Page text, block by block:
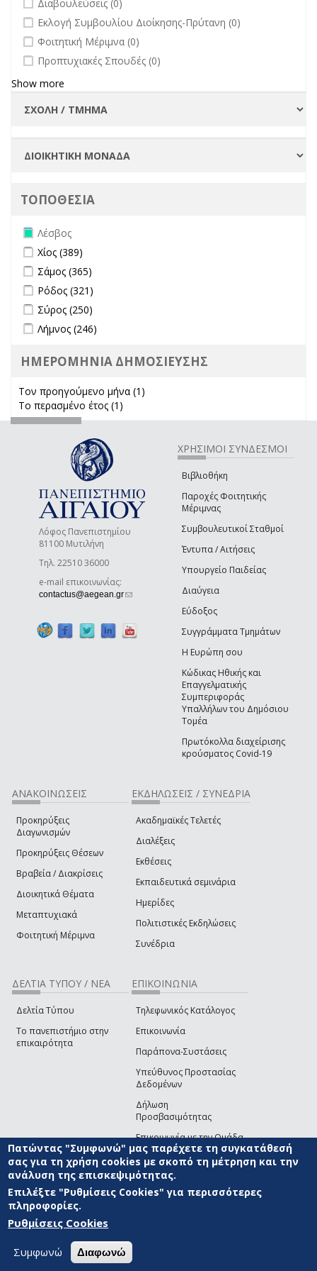
Διαβουλεύσεις (0)
undefined
Εκλογή Συμβουλίου Διοίκησης-Πρύτανη (0)
undefined
Φοιτητική Μέριμνα (0)
undefined
Προπτυχιακές Σπουδές (0)
Show more
ΤΟΠΟΘΕΣΙΑ
Remove Λέσβος filter
Λέσβος
Apply Χίος filter
Χίος (389)
Apply Σάμος filter
Σάμος (365)
Apply Ρόδος filter
Ρόδος (321)
Apply Σύρος filter
Σύρος (250)
Apply Λήμνος filter
Λήμνος (246)
ΗΜΕΡΟΜΗΝΙΑ ΔΗΜΟΣΙΕΥΣΗΣ
Τον προηγούμενο μήνα (1)
Το περασμένο έτος (1)
Λόφος Πανεπιστημίου
81100 Μυτιλήνη
Τηλ. 22510 36000
e-mail επικοινωνίας:
contactus@aegean.gr(link sends e-mail)
ΧΡΗΣΙΜΟΙ ΣΥΝΔΕΣΜΟΙ
Βιβλιοθήκη
Παροχές Φοιτητικής
Μέριμνας
Συμβουλευτικοί Σταθμοί
Έντυπα / Αιτήσεις
Υπουργείο Παιδείας
Διαύγεια
Εύδοξος
Συγγράμματα Τμημάτων
Η Ευρώπη σου
Κώδικας Ηθικής και
Επαγγελματικής
Συμπεριφοράς
Υπαλλήλων του Δημόσιου
Τομέα
Πρωτόκολλα διαχείρισης
κρούσματος Covid-19
ΑΝΑΚΟΙΝΩΣΕΙΣ
Προκηρύξεις
Διαγωνισμών
Προκηρύξεις Θέσεων
Βραβεία / Διακρίσεις
Διοικητικά Θέματα
Μεταπτυχιακά
Φοιτητική Μέριμνα
ΕΚΔΗΛΩΣΕΙΣ / ΣΥΝΕΔΡΙΑ
Ακαδημαϊκές Τελετές
Διαλέξεις
Εκθέσεις
Εκπαιδευτικά σεμινάρια
Ημερίδες
Πολιτιστικές Εκδηλώσεις
Συνέδρια
ΔΕΛΤΙΑ ΤΥΠΟΥ / ΝΕΑ
Δελτία Τύπου
Το πανεπιστήμιο στην
επικαιρότητα
ΕΠΙΚΟΙΝΩΝΙΑ
Τηλεφωνικός Κατάλογος
Επικοινωνία
Παράπονα-Συστάσεις
Υπεύθυνος Προστασίας
Δεδομένων
Δήλωση
Προσβασιμότητας
Επικοινωνία με την Ομάδα
Ανάπτυξης του site(link sends e-mail)
© ΠΑΝΕΠΙΣΤΗΜΙΟ ΑΙΓΑΙΟΥ ΟΡΟΙ ΧΡΗΣΗΣ
ΑΝΑΠΤΥΞΗΣ
Πατώντας "Συμφωνώ" μας παρέχετε τη συγκατάθεσή
σας για τη χρήση cookies με σκοπό τη μέτρηση και την
ανάλυση της επισκεψιμότητας.
Επιλέξτε "Ρυθμίσεις Cookies" για περισσότερες
πληροφορίες.
Ρυθμίσεις Cookies
Συμφωνώ Διαφωνώ